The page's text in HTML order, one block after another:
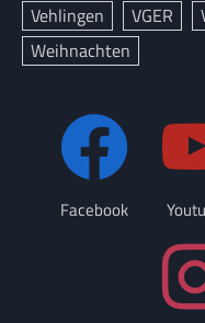
Vehlingen
VGER
Weihnachten
Facebook